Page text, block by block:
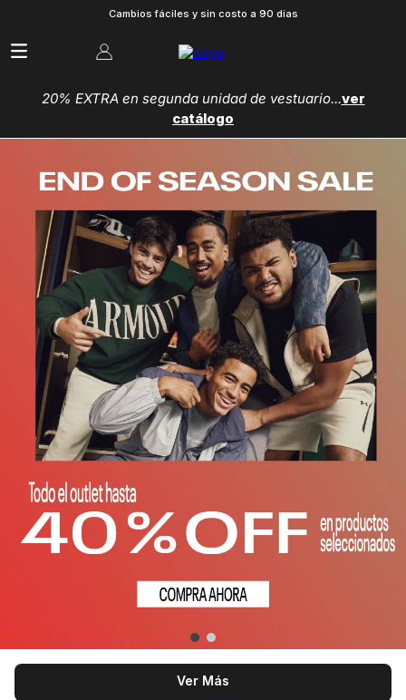
Cambios fáciles y sin costo a 90 días
20% EXTRA en segunda unidad de vestuario...ver
catálogo
Ver Más